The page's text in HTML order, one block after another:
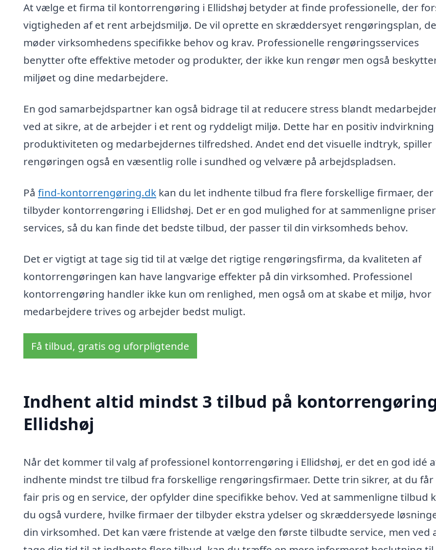
At vælge et firma til kontorrengøring i Ellidshøj betyder at finde professionelle, der
vigtigheden af et rent arbejdsmiljø. De vil oprette en skræddersyet rengøringsplan,
møder virksomhedens specifikke behov og krav. Professionelle rengøringsservices
benytter ofte effektive metoder og produkter, der ikke kun rengør men også
miljøet og dine medarbejdere.
En god samarbejdspartner kan også bidrage til at reducere stress blandt
ved at sikre, at de arbejder i et rent og ryddeligt miljø. Dette har en positiv indvirkning
produktiviteten og medarbejdernes tilfredshed. Andet end det visuelle indtryk, spiller
rengøringen også en væsentlig rolle i sundhed og velvære på arbejdspladsen.
På find-kontorrengøring.dk kan du let indhente tilbud fra flere forskellige firmaer, der
tilbyder kontorrengøring i Ellidshøj. Det er en god mulighed for at sammenligne
services, så du kan finde det bedste tilbud, der passer til din virksomheds behov.
Det er vigtigt at tage sig tid til at vælge det rigtige rengøringsfirma, da kvaliteten af
kontorrengøringen kan have langvarige effekter på din virksomhed. Professionel
kontorrengøring handler ikke kun om renlighed, men også om at skabe et miljø, hvor
medarbejdere trives og arbejder bedst muligt.
Få tilbud, gratis og uforpligtende
Indhent altid mindst 3 tilbud på
Ellidshøj
Når det kommer til valg af professionel kontorrengøring i Ellidshøj, er det en god idé
indhente mindst tre tilbud fra forskellige rengøringsfirmaer. Dette trin sikrer, at du får
fair pris og en service, der opfylder dine specifikke behov. Ved at sammenligne tilbud
du også vurdere, hvilke firmaer der tilbyder ekstra ydelser og skræddersyede
din virksomhed. Det kan være fristende at vælge den første tilbudte service, men ved